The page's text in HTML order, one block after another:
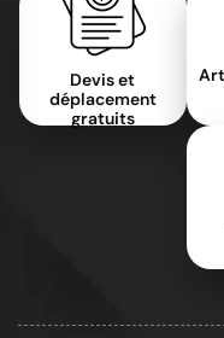
Devis et
déplacement
gratuits